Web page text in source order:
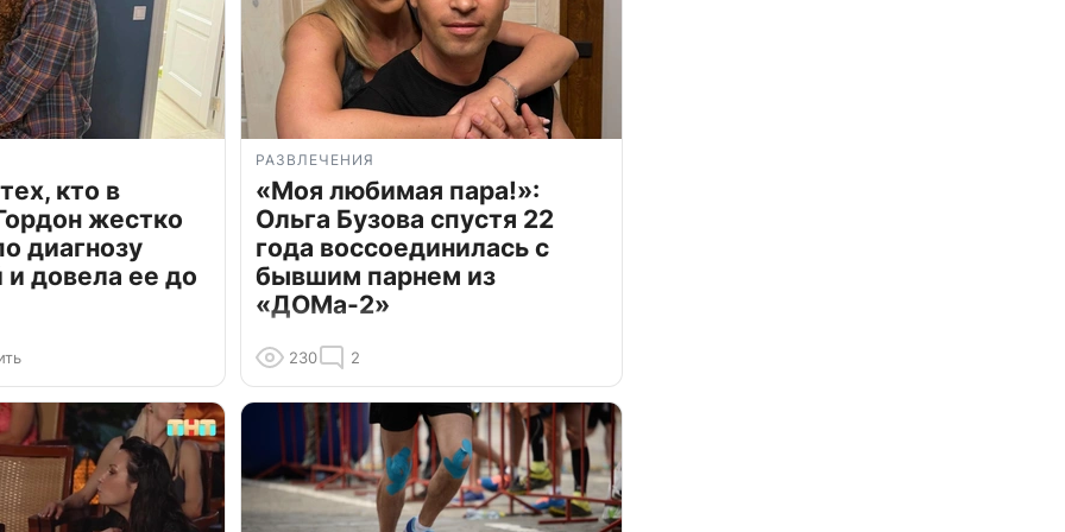
кто в
жестко
диагнозу
довела ее до
РАЗВЛЕЧЕНИЯ
«Моя любимая пара!»:
Ольга Бузова спустя 22
года воссоединилась с
бывшим парнем из
«ДОМа-2»
230 2